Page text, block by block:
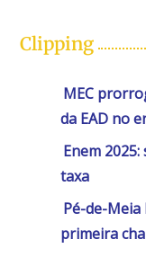
Clipping
MEC
da EAD no
Enem
taxa
Pé-de-
primeira